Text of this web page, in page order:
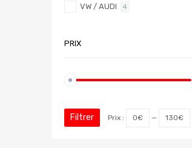
VW / AUDI 4
PRIX
Filtrer Prix : 0€ — 130€